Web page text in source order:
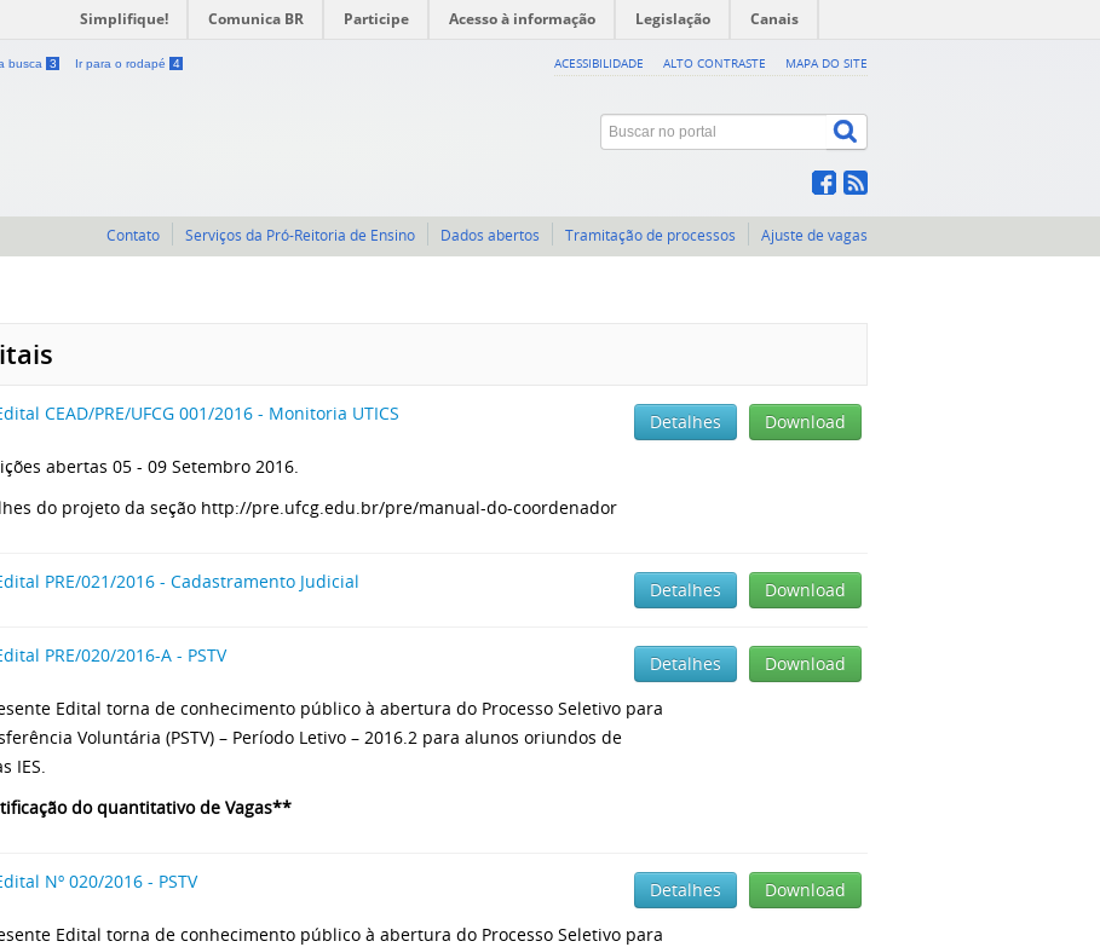
Simplifique! Comunica BR Participe Acesso à informação Legislação Canais
busca 3 Ir para o rodapé 4 ACESSIBILIDADE ALTO CONTRASTE MAPA DO SITE
Contato Serviços da Pró-Reitoria de Ensino Dados abertos Tramitação de processos Ajuste de vagas
CEAD/PRE/UFCG 001/2016 - Monitoria UTICS Download
Detalhes
abertas 05 - 09 Setembro 2016.
do projeto da seção http://pre.ufcg.edu.br/pre/manual-do-coordenador
PRE/021/2016 - Cadastramento Judicial Download
Detalhes
PRE/020/2016-A - PSTV Download
Detalhes
Edital torna de conhecimento público à abertura do Processo Seletivo para
Voluntária (PSTV) – Período Letivo – 2016.2 para alunos oriundos de
IES.
do quantitativo de Vagas**
Nº 020/2016 - PSTV Download
Detalhes
Edital torna de conhecimento público à abertura do Processo Seletivo para